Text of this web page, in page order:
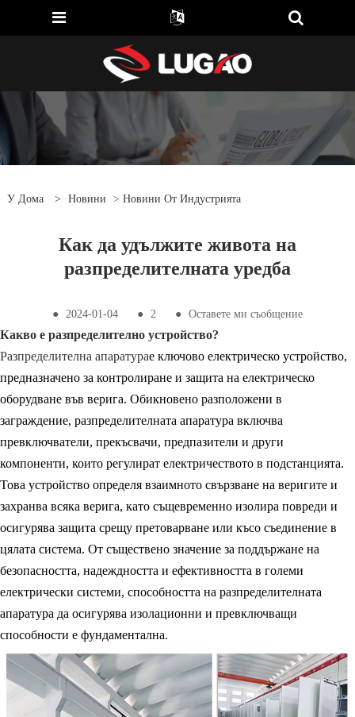
У Дома > Новини > Новини От Индустрията
Как да удължите живота на
разпределителната уредба
● 2024-01-04 ● 2 ● Оставете ми съобщение
Какво е разпределително устройство?
Разпределителна апаратурае ключово електрическо устройство,
предназначено за контролиране и защита на електрическо
оборудване във верига. Обикновено разположени в
заграждение, разпределителната апаратура включва
превключватели, прекъсвачи, предпазители и други
компоненти, които регулират електричеството в подстанцията.
Това устройство определя взаимното свързване на веригите и
захранва всяка верига, като същевременно изолира повреди и
осигурява защита срещу претоварване или късо съединение в
цялата система. От съществено значение за поддържане на
безопасността, надеждността и ефективността в големи
електрически системи, способността на разпределителната
апаратура да осигурява изолационни и превключващи
способности е фундаментална.